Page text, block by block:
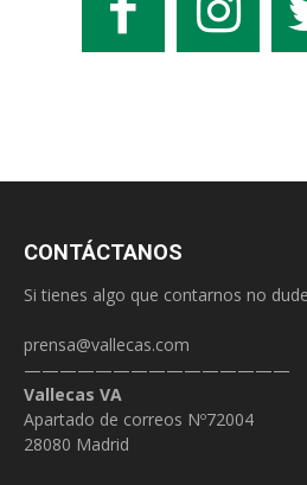
CONTÁCTANOS
Si tienes algo que contarnos no
prensa@vallecas.com
———————————————
Vallecas VA
Apartado de correos Nº72004
28080 Madrid